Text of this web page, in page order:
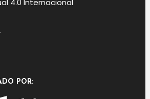
POR: